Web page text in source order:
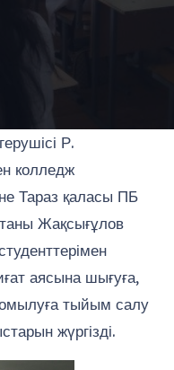
Р.
колледж
Тараз қаласы ПБ
Жақсығұлов
аясына шығуға,
тыйым салу
жүргізді.